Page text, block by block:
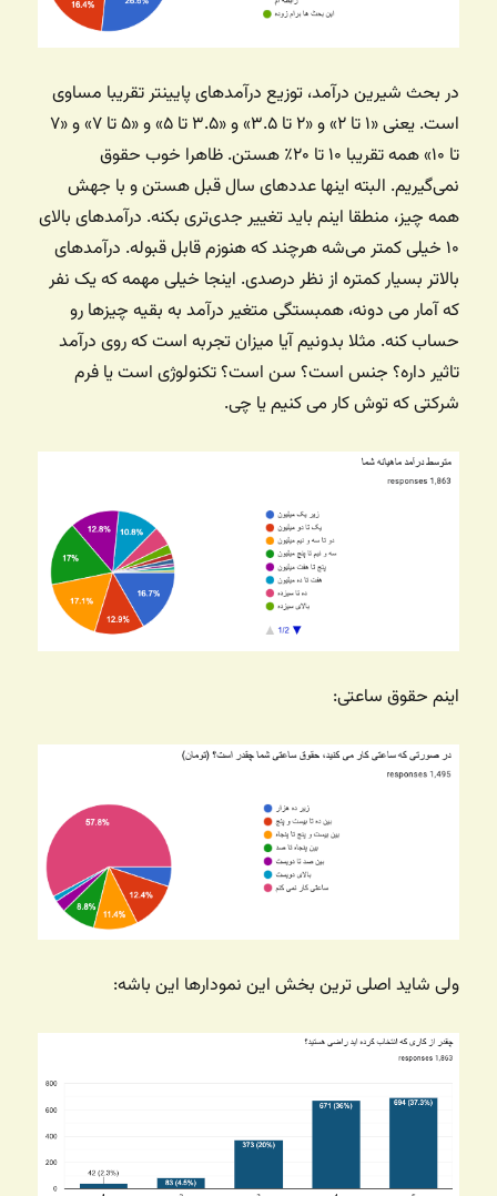
در بحث شیرین درآمد، توزیع درآمدهای پایینتر تقریبا مساوی
است. یعنی «۱ تا ۲» و «۲ تا ۳.۵» و «۳.۵ تا ۵» و «۵ تا ۷» و «۷
تا ۱۰» همه تقریبا ۱۰ تا ۲۰٪ هستن. ظاهرا خوب حقوق
نمی‌گیریم. البته اینها عددهای سال قبل هستن و با جهش
همه چیز، منطقا اینم باید تغییر جدی‌تری بکنه. درآمدهای بالای
۱۰ خیلی کمتر می‌شه هرچند که هنوزم قابل قبوله. درآمدهای
بالاتر بسیار کمتره از نظر درصدی. اینجا خیلی مهمه که یک نفر
که آمار می دونه، همبستگی متغیر درآمد به بقیه چیزها رو
حساب کنه. مثلا بدونیم آیا میزان تجربه است که روی درآمد
تاثیر داره؟ جنس است؟ سن است؟ تکنولوژی است یا فرم
شرکتی که توش کار می کنیم یا چی.
اینم حقوق ساعتی:
ولی شاید اصلی ترین بخش این نمودارها این باشه: